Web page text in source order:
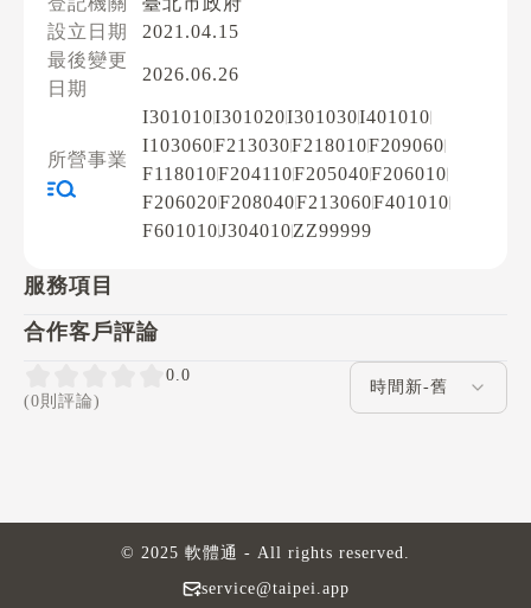
設立日期
2021.04.15
最後變更
日期
2026.06.26
所營事業
I301010I301020I301030I401010
I103060F213030F218010F209060
F118010F204110F205040F206010
F206020F208040F213060F401010
F601010J304010ZZ99999
服務項目
合作客戶評論
0.0
(0則評論)
評論排序
service@taipei.app
© 2025 軟體通 - All rights reserved.